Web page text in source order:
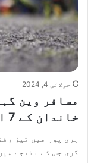
جولائی 4, 2024
مسافر وین
خاندان کے 7 افراد جاں بحق
ہری پور میں تیز
گری جس کے نتیجے میں 7